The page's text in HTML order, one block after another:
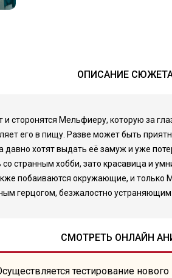
ОПИСАНИЕ
сторонятся Мельфиеру, которую за
его в пищу. Разве может быть
давно хотят выдать её замуж и уже
странным хобби, зато красавица и
побаиваются окружающие, и только
герцогом, безжалостно
СМОТРЕТЬ ОНЛАЙН
тестирование